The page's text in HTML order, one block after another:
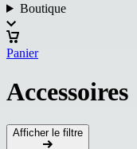
Boutique
Panier
Accessoires
Afficher le filtre